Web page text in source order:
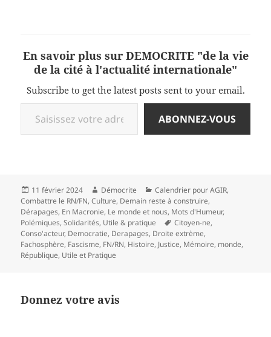
En savoir plus sur DEMOCRITE "de la vie
de la cité à l'actualité internationale"
Subscribe to get the latest posts sent to your email.
Saisissez votre adresse e-mail…
ABONNEZ-VOUS
Publié
le
11 février 2024 Auteur
Démocrite Catégories
Calendrier pour AGIR,
Combattre le RN/FN,Culture, Demain reste à construire,
Dérapages, En Macronie, Le monde et nous, Mots d'Humeur,
Polémiques,Solidarités, Utile & pratique
Mots-
clés
Citoyen-ne,
Conso'acteur, Democratie, Derapages, Droite extrème,
Fachosphère, Fascisme, FN/RN, Histoire, Justice, Mémoire, monde,
République, Utile et Pratique
Donnez votre avis